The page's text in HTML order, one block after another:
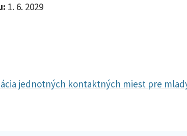
1. 6. 2029
jednotných kontaktných miest pre